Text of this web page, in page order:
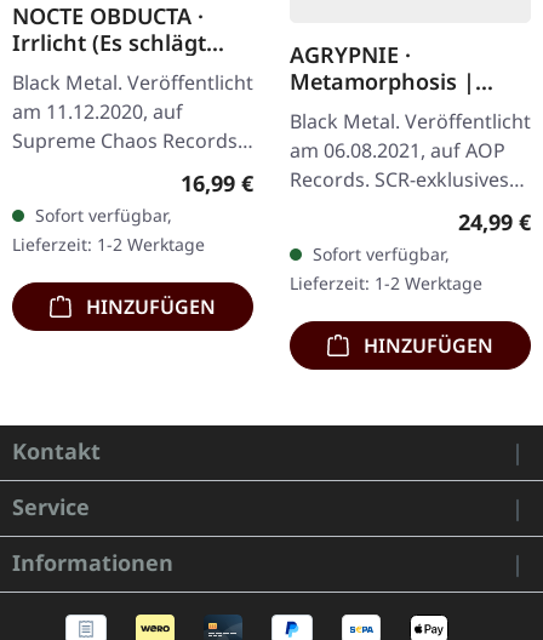
NOCTE OBDUCTA ·
Irrlicht (Es schlägt
dem Mond ein kaltes
Herz) | DIGIBOOK CD
Black Metal. Veröffentlicht
am 11.12.2020, auf
Supreme Chaos Records.
Limitiertes Hardcover
DigiBook mit 12-seitigem
Booklet. Verdammt
nochmal, was…
Regulärer Preis:
16,99 €
Sofort verfügbar,
Lieferzeit: 1-2 Werktage
HINZUFÜGEN
AGRYPNIE ·
Metamorphosis |
MOSS GREEN 2LP
Black Metal. Veröffentlicht
am 06.08.2021, auf AOP
Records. SCR-exklusives
Vinyl! Dunkel moosgrünes
Doppel-Vinyl im Gatefold-
Cover mit 12-seitigem…
24,99 €
Sofort verfügbar,
Lieferzeit: 1-2 Werktage
HINZUFÜGEN
Kontakt
Service
Informationen